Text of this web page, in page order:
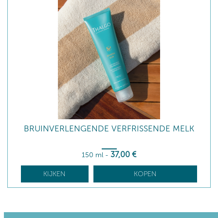
BRUINVERLENGENDE VERFRISSENDE MELK
150 ml - 37,00 €
KIJKEN KOPEN